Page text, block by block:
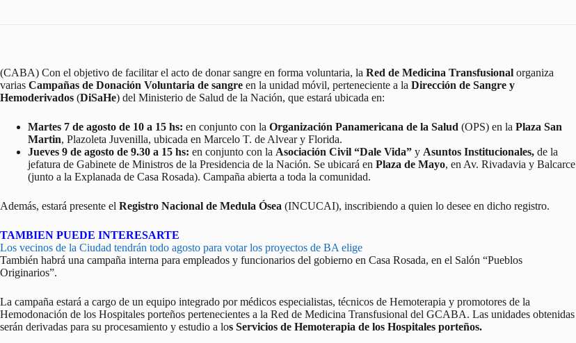
(CABA) Con el objetivo de facilitar el acto de donar sangre en forma voluntaria, la Red de Medicina Transfusional organiza
varias Campañas de Donación Voluntaria de sangre en la unidad móvil, perteneciente a la Dirección de Sangre y
Hemoderivados (DiSaHe) del Ministerio de Salud de la Nación, que estará ubicada en:
Martes 7 de agosto de 10 a 15 hs: en conjunto con la Organización Panamericana de la Salud (OPS) en la Plaza San
Martin, Plazoleta Juvenilla, ubicada en Marcelo T. de Alvear y Florida.
Jueves 9 de agosto de 9.30 a 15 hs: en conjunto con la Asociación Civil “Dale Vida” y Asuntos Institucionales, de la
jefatura de Gabinete de Ministros de la Presidencia de la Nación. Se ubicará en Plaza de Mayo, en Av. Rivadavia y Balcarce
(junto a la Explanada de Casa Rosada). Campaña abierta a toda la comunidad.
Además, estará presente el Registro Nacional de Medula Ósea (INCUCAI), inscribiendo a quien lo desee en dicho registro.
TAMBIEN PUEDE INTERESARTE
Los vecinos de la Ciudad tendrán todo agosto para votar los proyectos de BA elige
También habrá una campaña interna para empleados y funcionarios del gobierno en Casa Rosada, en el Salón “Pueblos
Originarios”.
La campaña estará a cargo de un equipo integrado por médicos especialistas, técnicos de Hemoterapia y promotores de la
Hemodonación de los Hospitales porteños pertenecientes a la Red de Medicina Transfusional del GCABA. Las unidades obtenidas
serán derivadas para su procesamiento y estudio a los Servicios de Hemoterapia de los Hospitales porteños.